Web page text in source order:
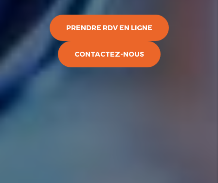
PRENDRE RDV EN LIGNE
CONTACTEZ-NOUS